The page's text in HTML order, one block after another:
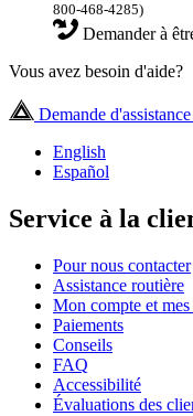
800-468-4285)
Demander à
Vous avez besoin d'aide?
Demande
English
Español
Service à la
Pour nous contacter
Assistance routière
Mon compte et
Paiements
Conseils
FAQ
Accessibilité
Évaluations des